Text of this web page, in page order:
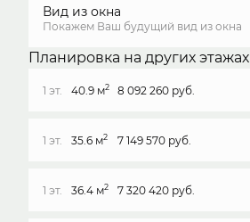
Вид из окна
Покажем Ваш будущий вид из окна
Планировка на других этажах
1 эт. 40.9 м2 8 092 260 руб.
1 эт. 35.6 м2 7 149 570 руб.
1 эт. 36.4 м2 7 320 420 руб.